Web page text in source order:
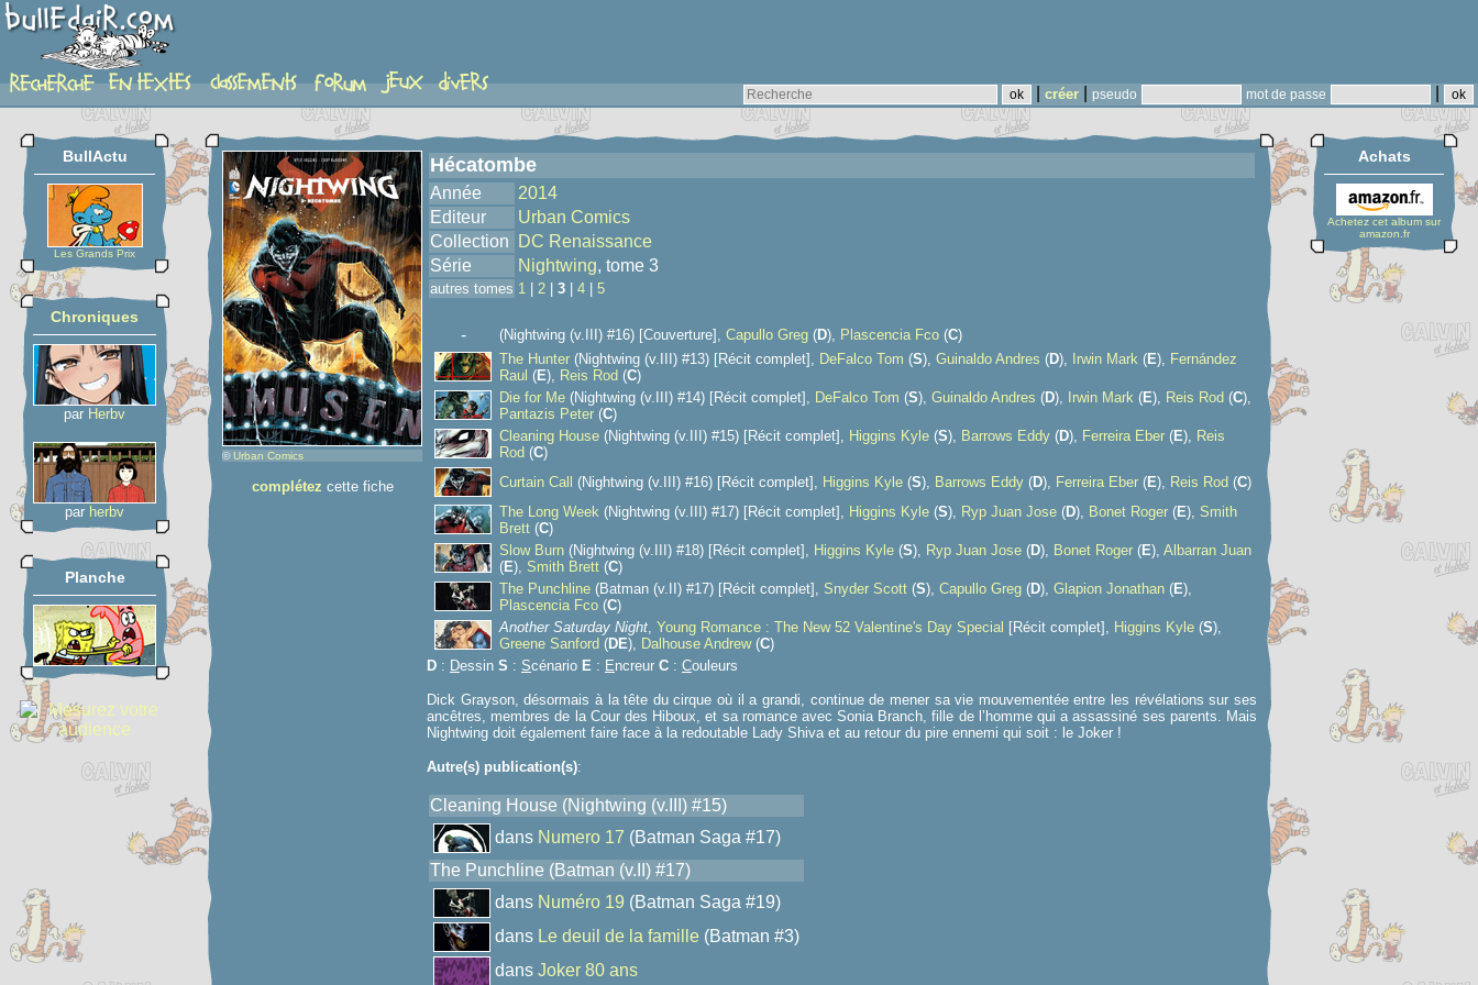
créer pseudo mot de passe
album
BullActu
Les Grands Prix
Chroniques
par Herbv
par herbv
Planche
© Urban Comics
complétez cette fiche
Hécatombe
Année
2014
Editeur
Urban Comics
Collection
DC Renaissance
Série
Nightwing, tome 3
autres tomes 1 2 3 4 5
- (Nightwing (v.III) #16) [Couverture], Capullo Greg (D), Plascencia Fco (C)
The Hunter (Nightwing (v.III) #13) [Récit complet], DeFalco Tom (S), Guinaldo Andres (D), Irwin Mark (E), Fernández
Raul (E), Reis Rod (C)
Die for Me (Nightwing (v.III) #14) [Récit complet], DeFalco Tom (S), Guinaldo Andres (D), Irwin Mark (E), Reis Rod (C),
Pantazis Peter (C)
Cleaning House (Nightwing (v.III) #15) [Récit complet], Higgins Kyle (S), Barrows Eddy (D), Ferreira Eber (E), Reis
Rod (C)
Curtain Call
(Nightwing (v.III) #16) [Récit complet], Higgins Kyle (S), Barrows Eddy (D), Ferreira Eber (E), Reis Rod (C)
The Long Week (Nightwing (v.III) #17) [Récit complet], Higgins Kyle (S), Ryp Juan Jose (D), Bonet Roger (E), Smith
Brett (C)
Slow Burn (Nightwing (v.III) #18) [Récit complet], Higgins Kyle (S), Ryp Juan Jose (D), Bonet Roger (E), Albarran Juan
(E), Smith Brett (C)
The Punchline (Batman (v.II) #17) [Récit complet], Snyder Scott (S), Capullo Greg (D), Glapion Jonathan (E),
Plascencia Fco (C)
Another Saturday Night, Young Romance : The New 52 Valentine's Day Special [Récit complet], Higgins Kyle (S),
Greene Sanford (DE), Dalhouse Andrew(C)
D : Dessin S : Scénario E : Encreur C : Couleurs
Dick Grayson, désormais à la tête du cirque où il a grandi, continue de mener sa vie mouvementée entre les révélations sur ses
ancêtres, membres de la Cour des Hiboux, et sa romance avec Sonia Branch, fille de l’homme qui a assassiné ses parents. Mais
Nightwing doit également faire face à la redoutable Lady Shiva et au retour du pire ennemi qui soit : le Joker !
Autre(s) publication(s):
Cleaning House (Nightwing (v.III) #15)
dans Numero 17 (Batman Saga #17)
The Punchline (Batman (v.II) #17)
dans Numéro 19 (Batman Saga #19)
dans Le deuil de la famille (Batman #3)
dans Joker 80 ans
Achats
Achetez cet album sur
amazon.fr